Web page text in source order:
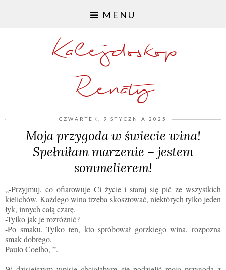
MENU
Kalejdoskop
Renaty
CZWARTEK, 9 STYCZNIA 2025
Moja przygoda w świecie wina!
Spełniłam marzenie – jestem
sommelierem!
„-Przyjmuj, co ofiarowuje Ci życie i staraj się pić ze wszystkich
kielichów. Każdego wina trzeba skosztować, niektórych tylko jeden
łyk, innych całą czarę.
-Tylko jak je rozróżnić?
-Po smaku. Tylko ten, kto spróbował gorzkiego wina, rozpozna
smak dobrego.
Paulo Coelho, ”.